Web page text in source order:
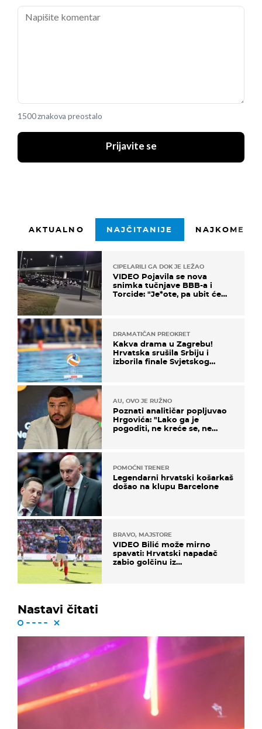
1500 znakova preostalo
Prijavite se
AKTUALNO NAJČITANIJE
CIPELARILI GA DOK JE LEŽAO
VIDEO Pojavila se nova
snimka tučnjave BBB-a i
Torcide: "Je*ote, pa ubit će
DRAMATIČAN PREOKRET
Kakva drama u Zagrebu!
Hrvatska srušila Srbiju i
izborila finale Svjetskog
AU, OVO JE RUŽNO
Poznati analitičar popljuvao
Hrgovića: "Lako ga je
pogoditi, ne kreće se, ne
POMOĆNI TRENER
Legendarni hrvatski košarkaš
došao na klupu Barcelone
BRAVO, MAJSTORE
VIDEO Bilić može mirno
spavati: Hrvatski napadač
zabio golčinu iz
Nastavi čitati